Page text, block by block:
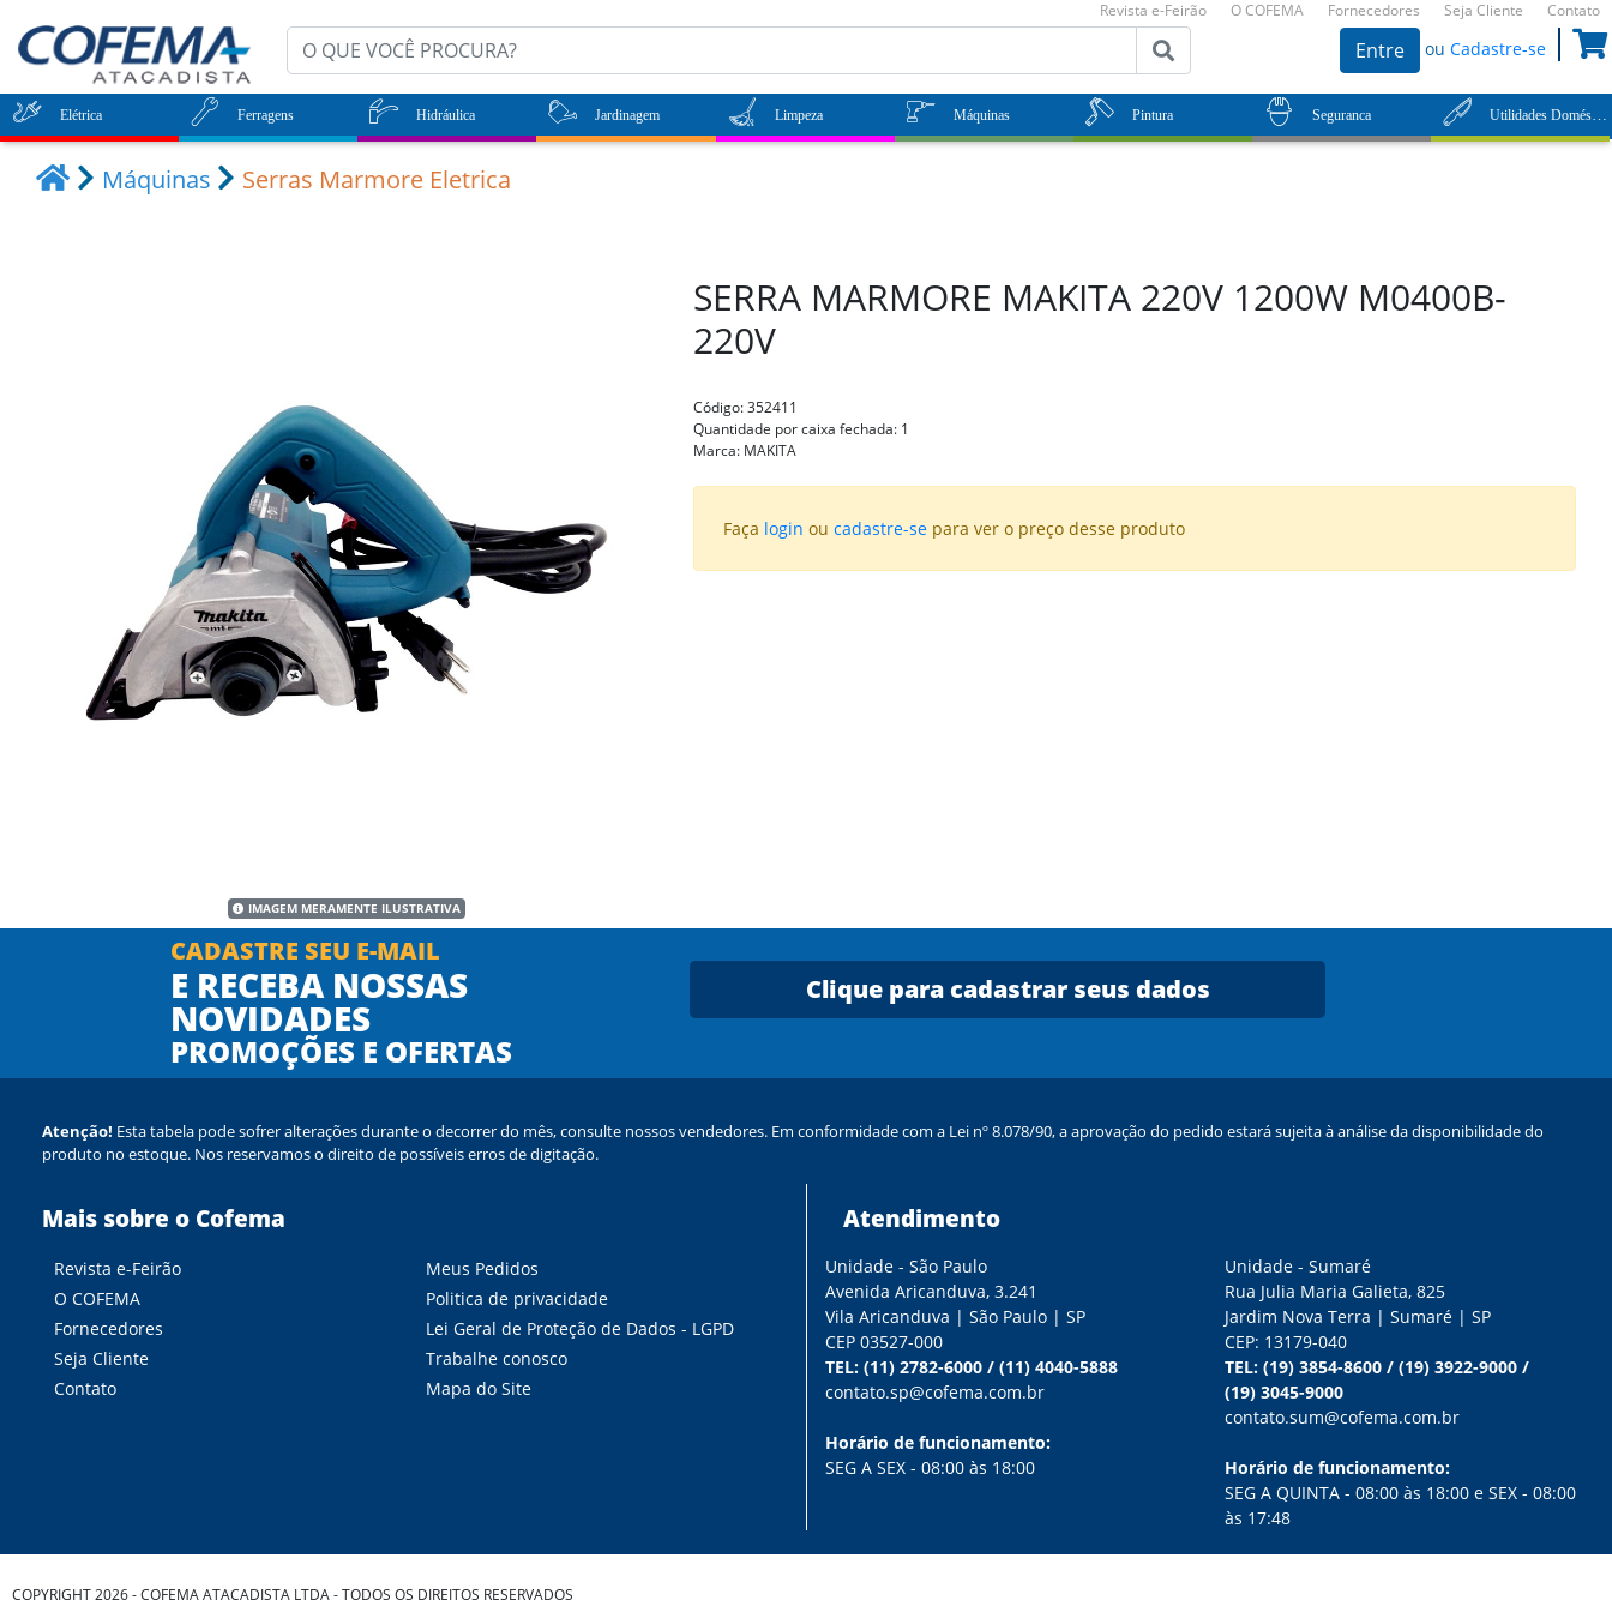
Revista e-Feirão O COFEMA Fornecedores Seja Cliente Contato
Entre ou Cadastre-se
Elétrica Ferragens Hidráulica Jardinagem Limpeza Máquinas Pintura Seguranca Utilidades Domésticas
Máquinas Serras Marmore Eletrica
IMAGEM MERAMENTE ILUSTRATIVA
SERRA MARMORE MAKITA 220V 1200W M0400B-
220V
Código:352411
Quantidade por caixa fechada:1
Marca:MAKITA
Faça login ou cadastre-separa ver o preço desse produto
CADASTRE SEU E-MAIL
E RECEBA NOSSAS
NOVIDADES
PROMOÇÕES E OFERTAS
Clique para cadastrar seus dados
Atenção! Esta tabela pode sofrer alterações durante o decorrer do mês, consulte nossos vendedores. Em conformidade com a Lei nº 8.078/90, a aprovação do pedido estará sujeita à análise da disponibilidade do
produto no estoque. Nos reservamos o direito de possíveis erros de digitação.
Mais sobre o Cofema
Revista e-Feirão
O COFEMA
Fornecedores
Seja Cliente
Contato
Meus Pedidos
Politica de privacidade
Lei Geral de Proteção de Dados - LGPD
Trabalhe conosco
Mapa do Site
Atendimento
Unidade - São Paulo
Avenida Aricanduva, 3.241
Vila Aricanduva | São Paulo | SP
CEP 03527-000
TEL: (11) 2782-6000 / (11) 4040-5888
contato.sp@cofema.com.br
Horário de funcionamento:
SEG A SEX - 08:00 às 18:00
Unidade - Sumaré
Rua Julia Maria Galieta, 825
Jardim Nova Terra | Sumaré | SP
CEP: 13179-040
TEL: (19) 3854-8600 / (19) 3922-9000 /
(19) 3045-9000
contato.sum@cofema.com.br
Horário de funcionamento:
SEG A QUINTA - 08:00 às 18:00 e SEX - 08:00
às 17:48
COPYRIGHT 2026 - COFEMA ATACADISTA LTDA - TODOS OS DIREITOS RESERVADOS